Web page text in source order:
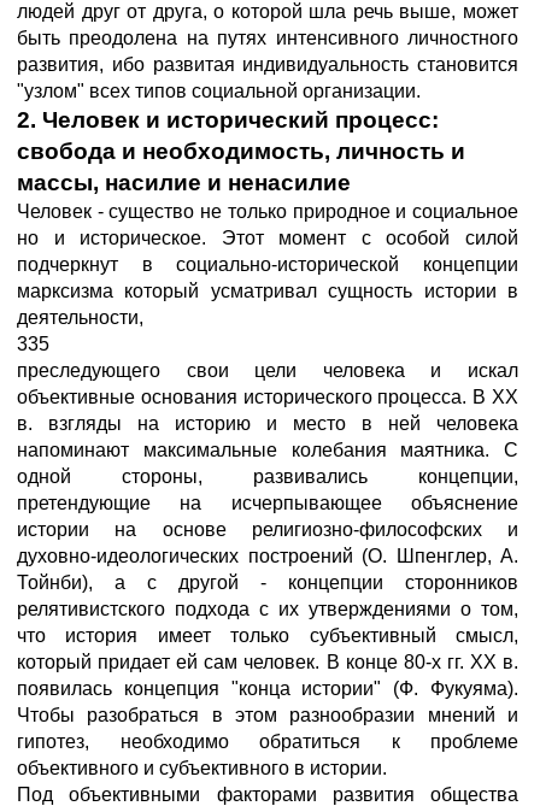
людей друг от друга, о которой шла речь выше, может
быть преодолена на путях интенсивного личностного
развития, ибо развитая индивидуальность становится
"узлом" всех типов социальной организации.
2. Человек и исторический процесс:
свобода и необходимость, личность и
массы, насилие и ненасилие
Человек - существо не только природное и социальное
но и историческое. Этот момент с особой силой
подчеркнут в социально-исторической концепции
марксизма который усматривал сущность истории в
деятельности,
335
преследующего свои цели человека и искал
объективные основания исторического процесса. В XX
в. взгляды на историю и место в ней человека
напоминают максимальные колебания маятника. С
одной стороны, развивались концепции,
претендующие на исчерпывающее объяснение
истории на основе религиозно-философских и
духовно-идеологических построений (О. Шпенглер, А.
Тойнби), а с другой - концепции сторонников
релятивистского подхода с их утверждениями о том,
что история имеет только субъективный смысл,
который придает ей сам человек. В конце 80-х гг. XX в.
появилась концепция "конца истории" (Ф. Фукуяма).
Чтобы разобраться в этом разнообразии мнений и
гипотез, необходимо обратиться к проблеме
объективного и субъективного в истории.
Под объективными факторами развития общества